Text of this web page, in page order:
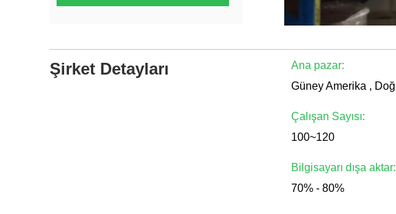
Şirket Detayları
Ana pazar:
Çalışan Sayısı:
100~120
Bilgisayarı dışa aktar:
70% - 80%